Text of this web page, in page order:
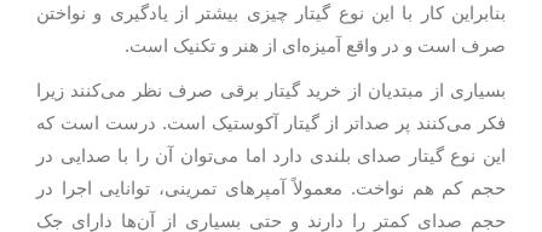
بنابراین کار با این نوع گیتار چیزی بیشتر از یادگیری و نواختن
صرف است و در واقع آمیزه‌ای از هنر و تکنیک است.
بسیاری از مبتدیان از خرید گیتار برقی صرف نظر می‌کنند زیرا
فکر می‌کنند پر صداتر از گیتار آکوستیک است. درست است که
این نوع گیتار صدای بلندی دارد اما می‌توان آن را با صدایی در
حجم کم هم نواخت. معمولاً آمپرهای تمرینی، توانایی اجرا در
حجم صدای کمتر را دارند و حتی بسیاری از آن‌ها دارای جک